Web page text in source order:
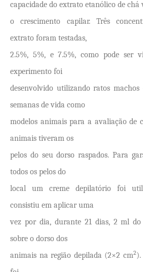
capacidade do extrato etanólico de chá
o crescimento capilar. Três
extrato foram testadas,
2.5%, 5%, e 7.5%, como pode ser
experimento foi
desenvolvido utilizando ratos
semanas de vida como
modelos animais para a avaliação de
animais tiveram os
pelos do seu dorso raspados. Para
todos os pelos do
local um creme depilatório foi
consistiu em aplicar uma
vez por dia, durante 21 dias, 2 ml
sobre o dorso dos
animais na região depilada (2×2 cm2).